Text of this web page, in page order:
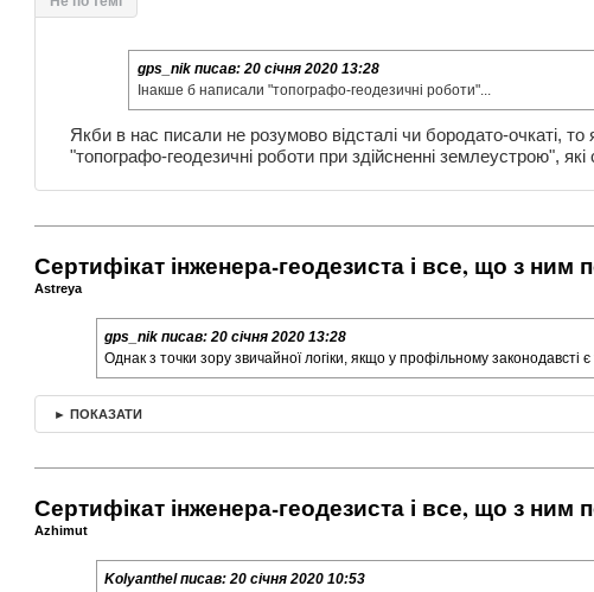
gps_nikписав:20 січня 2020 13:28
Інакше б написали "топографо-геодезичні роботи"...
Якби в нас писали не розумово відсталі чи бородато-очкаті,
"топографо-геодезичні роботи при здійсненні землеустрою",
Сертифікат інженера-геодезиста і все, що з ним
Astreya
gps_nikписав:20 січня 2020 13:28
Однак з точки зору звичайної логіки, якщо у профільному
► ПОКАЗАТИ
Сертифікат інженера-геодезиста і все, що з ним
Azhimut
Kolyanthelписав:20 січня 2020 10:53